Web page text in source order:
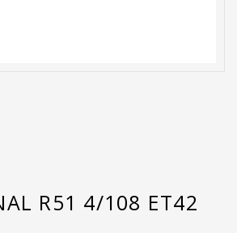
R51 4/108 ET42